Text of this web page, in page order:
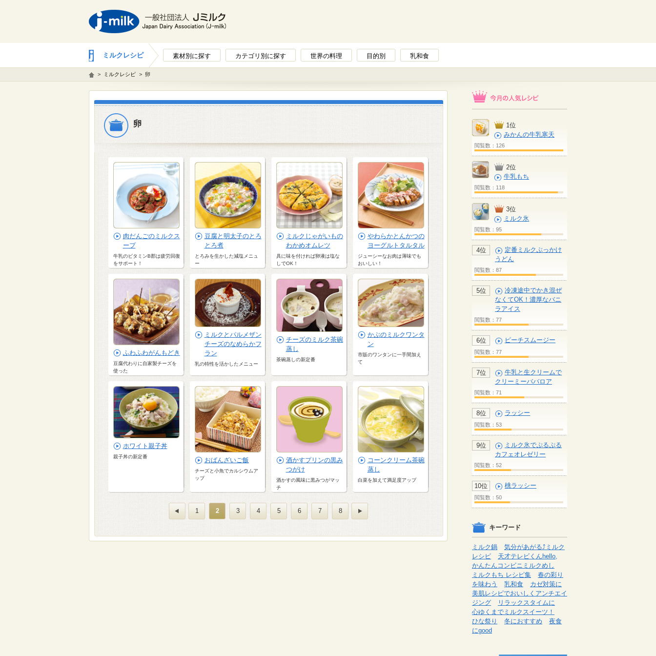
ミルクレシピ 素材別に探す カテゴリ別に探す 世界の料理 目的別 乳和食
> ミルクレシピ > 卵
卵
肉だんごのミルクス
ープ
牛乳のビタミンB郡は疲労回復
をサポート！
豆腐と明太子のとろ
とろ煮
とろみを生かした減塩メニュ
ー
ミルクじゃがいもの
わかめオムレツ
具に味を付ければ卵液は塩な
しでOK！
やわらかとんかつの
ヨーグルトタルタル
ジューシーなお肉は薄味でも
おいしい！
ふわふわがんもどき
豆腐代わりに自家製チーズを
使った
ミルクとパルメザン
チーズのなめらかフ
ラン
乳の特性を活かしたメニュー
チーズのミルク茶碗
蒸し
茶碗蒸しの新定番
かぶのミルクワンタ
ン
市販のワンタンに一手間加え
て
ホワイト親子丼
親子丼の新定番 おばんざいご飯
チーズと小魚でカルシウムア
ップ
酒かすプリンの黒み
つがけ
酒かすの風味に黒みつがマッ
チ
コーンクリーム茶碗
蒸し
白菜を加えて満足度アップ
1 2 3 4 5 6 7 8
1位
みかんの牛乳寒天
閲覧数：126
2位
牛乳もち
閲覧数：118
3位
ミルク氷
閲覧数：95
4位
定番ミルクぶっかけ
うどん
閲覧数：87
5位
冷凍途中でかき混ぜ
なくてOK！濃厚なバニ
ラアイス
閲覧数：77
6位 ピーチスムージー
閲覧数：77
7位
牛乳と生クリームで
クリーミーババロア
閲覧数：71
8位 ラッシー
閲覧数：53
9位
ミルク氷でぷるぷる
カフェオレゼリー
閲覧数：52
10位 桃ラッシー
閲覧数：50
キーワード
ミルク鍋
気分があがる⤴ミルク
レシピ
天才テレビくんhello,
かんたんコンビニミルクめし
ミルクもち レシピ集
春の彩り
を味わう
乳和食
カゼ対策に
美肌レシピでおいしくアンチエイ
ジング
リラックスタイムに
心ゆくまでミルクスイーツ！
ひな祭り
冬におすすめ
夜食
にgood